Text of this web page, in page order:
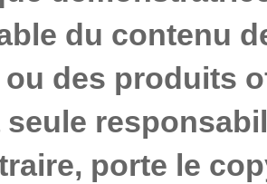
du contenu
des produits
seule
porte le